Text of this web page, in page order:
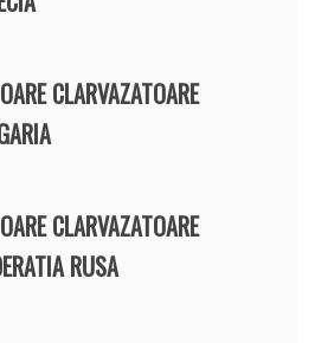
CLARVAZATOARE
CLARVAZATOARE
RUSA